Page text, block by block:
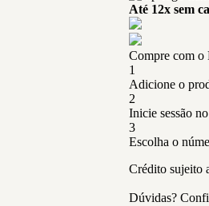
Até 12x sem
Compre com o
1
Adicione o
2
Inicie sessão
3
Escolha o
Crédito sujeito
Dúvidas?